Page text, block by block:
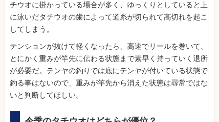
チウオに掛かっている場合が多く、ゆっくりとしていると上
に泳いだタチウオの歯によって道糸が切られて高切れを起こ
してしまう。
テンションが抜けて軽くなったら、高速でリールを巻いて、
とにかく重みが竿先に伝わる状態まで素早く持っていく退所
が必要だ。テンヤの釣りでは底にテンヤが付いている状態で
釣る事はないので、重みが竿先から消えた状態は尋常ではな
いと判断してほしい。